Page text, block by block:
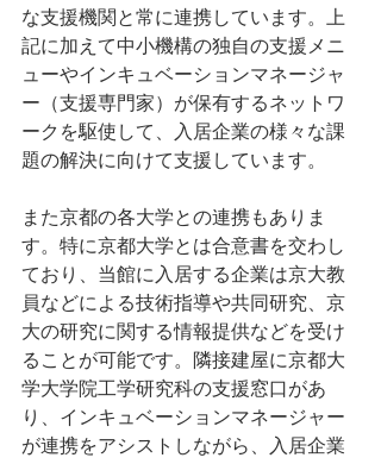
な支援機関と常に連携しています。上
記に加えて中小機構の独自の支援メニ
ューやインキュベーションマネージャ
ー（支援専門家）が保有するネットワ
ークを駆使して、入居企業の様々な課
題の解決に向けて支援しています。
また京都の各大学との連携もありま
す。特に京都大学とは合意書を交わし
ており、当館に入居する企業は京大教
員などによる技術指導や共同研究、京
大の研究に関する情報提供などを受け
ることが可能です。隣接建屋に京都大
学大学院工学研究科の支援窓口があ
り、インキュベーションマネージャー
が連携をアシストしながら、入居企業